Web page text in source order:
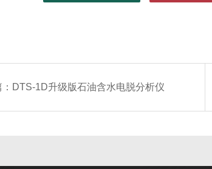
DTS-1D升级版石油含水电脱分析仪